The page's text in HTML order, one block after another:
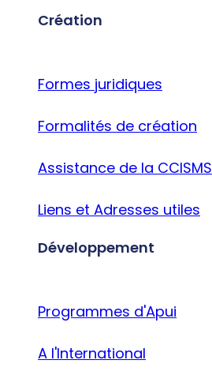
Création
Formes juridiques
Formalités de création
Assistance de la CCISMS
Liens et Adresses utiles
Développement
Programmes d'Apui
A l'International